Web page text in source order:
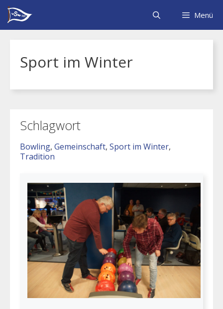
Zum
Inhalt
springen
Menü
Sport im Winter
Schlagwort
Bowling, Gemeinschaft, Sport im Winter
Tradition